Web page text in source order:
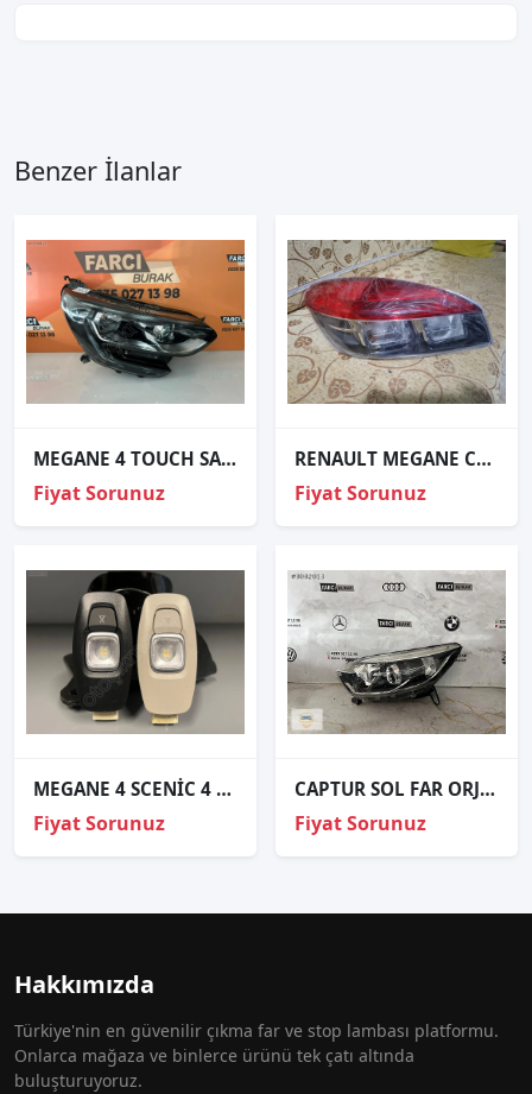
Benzer İlanlar
MEGANE 4 TOUCH SAĞ FAR ORJİNAL HATASIZ
Fiyat Sorunuz
RENAULT MEGANE CUP SOL ARKA STOP
Fiyat Sorunuz
MEGANE 4 SCENİC 4 CLİO 4 TAVAN LAMBASI ORJİNAL 264304513R
Fiyat Sorunuz
CAPTUR SOL FAR ORJİNAL
Fiyat Sorunuz
Hakkımızda
Türkiye'nin en güvenilir çıkma far ve stop lambası platformu.
Onlarca mağaza ve binlerce ürünü tek çatı altında
buluşturuyoruz.